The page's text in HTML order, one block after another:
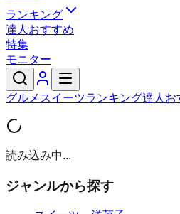
ランキング
達人おすすめ
特集
モニター
グルメ スイーツランキング達人お
読み込み中...
ジャンルから探す